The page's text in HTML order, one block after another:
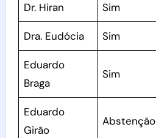
Dr. Hiran Sim
Dra. Eudócia Sim
Eduardo
Braga
Sim
Eduardo
Girão
Abstenção